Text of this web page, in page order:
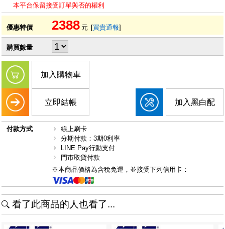
本平台保留接受訂單與否的權利
優惠特價 2388 元 [買貴通報]
購買數量
加入購物車
立即結帳 加入黑白配
付款方式
線上刷卡
分期付款：3期0利率
LINE Pay行動支付
門市取貨付款
※本商品價格為含稅免運，並接受下列信用卡：
看了此商品的人也看了...